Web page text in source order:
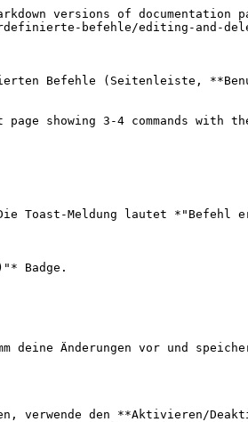
versions of documentation
befehle/editing-and-
Befehle (Seitenleiste,
page showing 3-4 commands
Toast-Meldung lautet
Badge.
Änderungen vor und
verwende den **Aktivieren/